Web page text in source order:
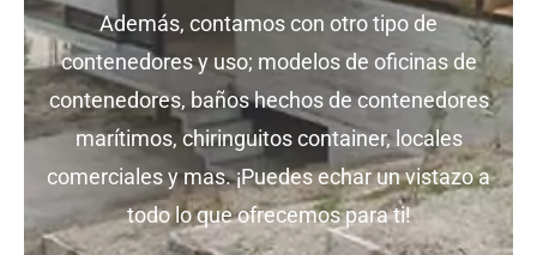
Además, contamos con otro tipo de
contenedores y uso; modelos de oficinas de
contenedores, baños hechos de contenedores
marítimos, chiringuitos container, locales
comerciales y mas. ¡Puedes echar un vistazo a
todo lo que ofrecemos para ti!